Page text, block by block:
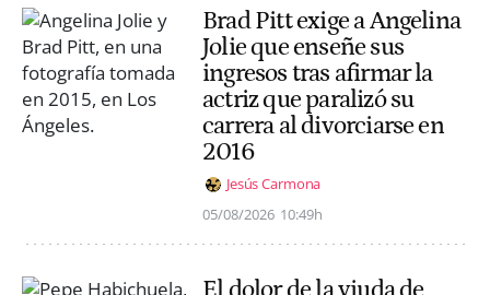
Brad Pitt exige a Angelina
Jolie que enseñe sus
ingresos tras afirmar la
actriz que paralizó su
carrera al divorciarse en
2016
Jesús Carmona
05/08/2026 10:49h